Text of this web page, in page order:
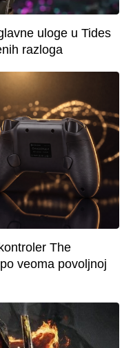
uloge u Tides
razloga
The
veoma povoljnoj